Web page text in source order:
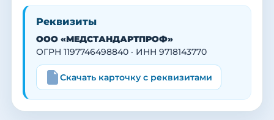
Реквизиты
ООО «МЕДСТАНДАРТПРОФ»
ОГРН 1197746498840 · ИНН 9718143770
Скачать карточку с реквизитами